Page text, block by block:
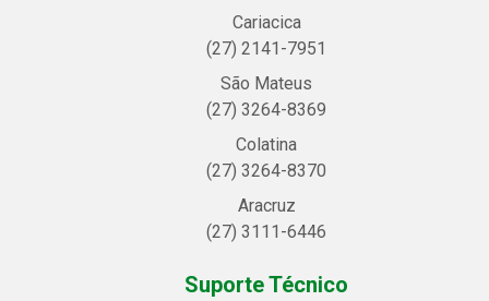
Cariacica
(27) 2141-7951
São Mateus
(27) 3264-8369
Colatina
(27) 3264-8370
Aracruz
(27) 3111-6446
Suporte Técnico